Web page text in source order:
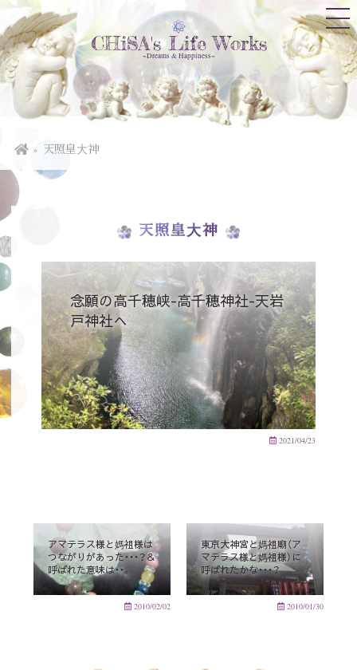
CHiSA's Life Works
~Dreams & Happiness~
天照皇大神
天照皇大神
念願の高千穂峡-高千穂神社-天岩
戸神社へ
2021/04/23
アマテラス様と媽祖様は
つながりがあった・・・？＆
呼ばれた意味は・・。
2010/02/02
東京大神宮と媽祖廟（ア
マテラス様と媽祖様）に
呼ばれたかな・・・？
2010/01/30